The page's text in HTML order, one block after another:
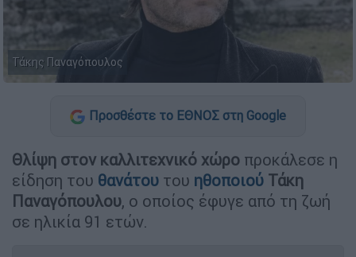
Τάκης Παναγόπουλος
Προσθέστε το ΕΘΝΟΣ στη Google
Θλίψη στον καλλιτεχνικό χώρο προκάλεσε η
είδηση του θανάτου του ηθοποιού Τάκη
Παναγόπουλου, ο οποίος έφυγε από τη ζωή
σε ηλικία 91 ετών.